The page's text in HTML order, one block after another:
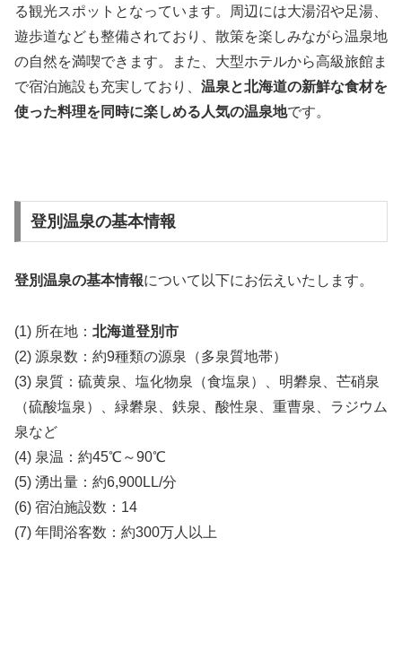
る観光スポットとなっています。周辺には大湯沼や足湯、
遊歩道なども整備されており、散策を楽しみながら温泉地
の自然を満喫できます。また、大型ホテルから高級旅館ま
で宿泊施設も充実しており、 温泉と北海道の新鮮な食材を
使った料理を同時に楽しめる人気の温泉地です。
登別温泉の基本情報
登別温泉の基本情報について以下にお伝えいたします。
(1) 所在地： 北海道登別市
(2) 源泉数：約9種類の源泉（多泉質地帯）
(3) 泉質：硫黄泉、塩化物泉（食塩泉）、明礬泉、芒硝泉
（硫酸塩泉）、緑礬泉、鉄泉、酸性泉、重曹泉、ラジウム
泉など
(4) 泉温：約45℃～90℃
(5) 湧出量：約6,900LL/分
(6) 宿泊施設数：14
(7) 年間浴客数：約300万人以上